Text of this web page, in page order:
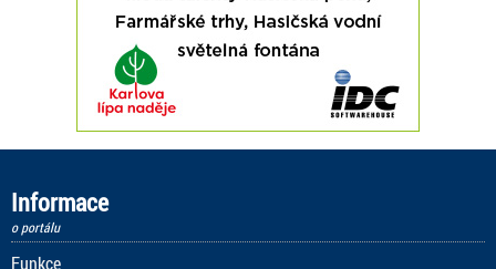
Informace
o portálu
Funkce